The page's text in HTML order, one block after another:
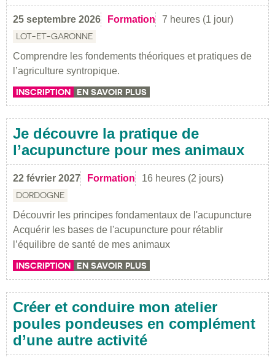
25 septembre 2026 Formation 7 heures (1 jour)
LOT-ET-GARONNE
Comprendre les fondements théoriques et pratiques de
l’agriculture syntropique.
INSCRIPTION EN SAVOIR PLUS
Je découvre la pratique de
l’acupuncture pour mes animaux
22 février 2027 Formation 16 heures (2 jours)
DORDOGNE
Découvrir les principes fondamentaux de l'acupuncture
Acquérir les bases de l'acupuncture pour rétablir
l’équilibre de santé de mes animaux
INSCRIPTION EN SAVOIR PLUS
Créer et conduire mon atelier
poules pondeuses en complément
d’une autre activité